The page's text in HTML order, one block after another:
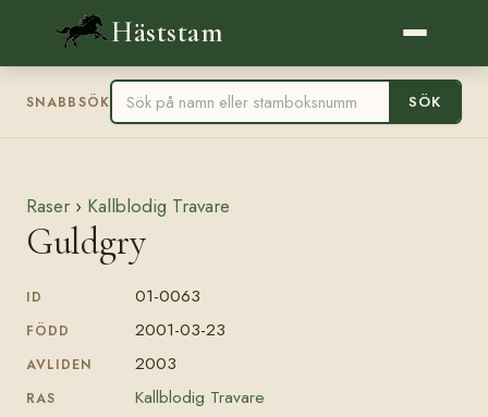
Häststam
SNABBSÖK SÖK
Raser › Kallblodig Travare
Guldgry
ID 01-0063
FÖDD 2001-03-23
AVLIDEN 2003
RAS Kallblodig Travare